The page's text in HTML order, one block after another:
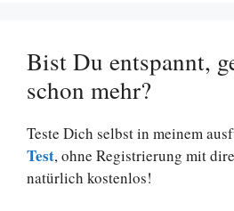
Bist Du entspannt,
schon mehr?
Teste Dich selbst in meinem
Test, ohne Registrierung mit
natürlich kostenlos!